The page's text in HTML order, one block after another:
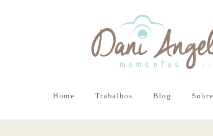
Home Trabalhos Blog Sobre